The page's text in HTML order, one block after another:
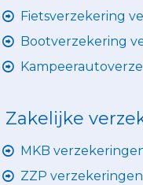
Fietsverzekering
Bootverzekering
Zakelijke
MKB
ZZP